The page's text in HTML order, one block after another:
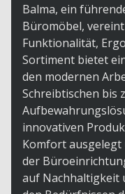
Balma, ein
Büromöbel,
Funktionalität,
Sortiment bietet
den modernen
Schreibtischen bis
innovativen
Komfort ausgelegt
der
auf Nachhaltigkeit